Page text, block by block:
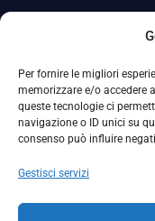
Per fornire le migliori
memorizzare e/o accedere
queste tecnologie ci
navigazione o ID unici su
consenso può influire
Gestisci servizi
La Società ha nominato il Responsabile della
adottate dalla